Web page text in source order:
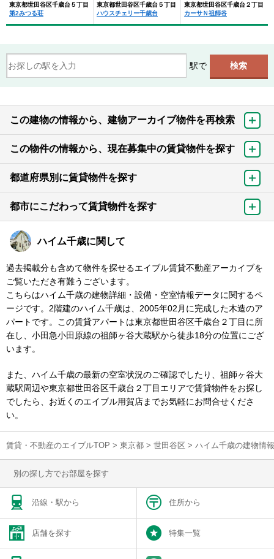
東京都世田谷区千歳台５丁目
第2みつる荘
東京都世田谷区千歳台５丁目
ハウスチェリー千歳台
東京都世田谷区千歳台２丁目
カーサＮ祖師谷
駅で
この建物の情報から、建物アーカイブ物件を再検索
この物件の情報から、現在募集中の賃貸物件を探す
都道府県別に賃貸物件を探す
都市にこだわって賃貸物件を探す
ハイム千歳に関して
過去掲載分も含めて物件を探せるエイブル賃貸不動産アーカイブを
ご覧いただき有難うございます。
こちらはハイム千歳の建物詳細・設備・空室情報データに関するペ
ージです。2階建のハイム千歳は、2005年02月に完成した木造のア
パートです。この賃貸アパートは東京都世田谷区千歳台２丁目に所
在し、小田急小田原線の祖師ヶ谷大蔵駅から徒歩18分の位置にござ
います。
また、ハイム千歳の最新の空室状況のご確認でしたり、祖師ヶ谷大
蔵駅周辺や東京都世田谷区千歳台２丁目エリアで賃貸物件をお探し
でしたら、お近くのエイブル用賀店までお気軽にお問合せくださ
い。
賃貸・不動産のエイブルTOP > 東京都 > 世田谷区 > ハイム千歳の建物情
別の探し方でお部屋を探す
沿線・駅から 住所から
店舗を探す 特集一覧